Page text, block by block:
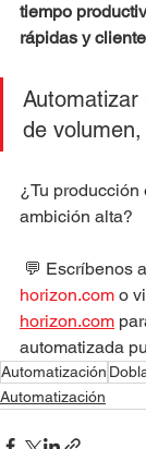
tiempo
rápidas y
de
¿Tu producción
ambición alta?
💬 Escríbenos a
horizon.com o
horizon.com
automatizada
Automatización
Automatización